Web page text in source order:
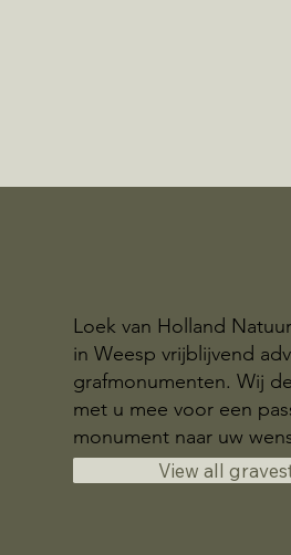
Loek van Holland
in Weesp vrijblijvend
grafmonumenten. Wij
met u mee voor een
monument naar uw
View all